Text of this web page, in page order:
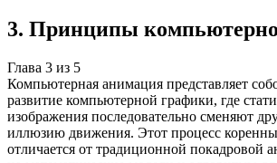
3. Принципы
Глава 3 из 5
Компьютерная анимация представляет
развитие компьютерной графики, где
изображения последовательно сменяют
иллюзию движения. Этот процесс
отличается от традиционной покадровой